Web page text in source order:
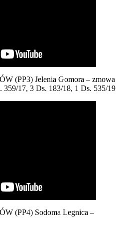
(PP3) Jelenia Gomora – zmowa
359/17, 3 Ds. 183/18, 1 Ds. 535/19
(PP4) Sodoma Legnica –